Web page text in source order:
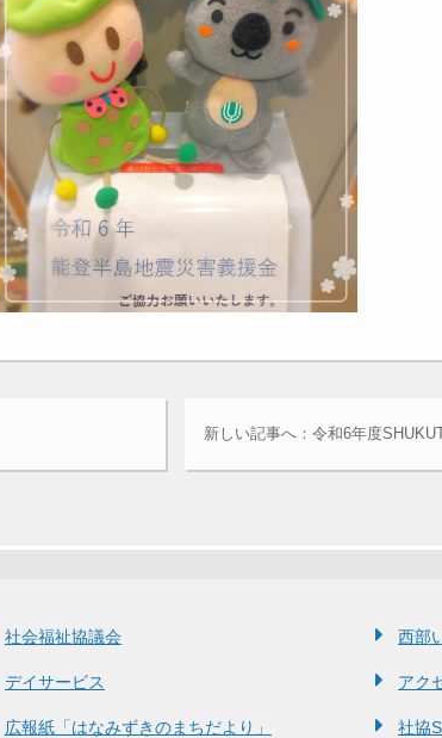
新しい記事へ：令和6年度
社会福祉協議会 西部
デイサービス アク
広報紙「はなみずきのまちだより」 社協